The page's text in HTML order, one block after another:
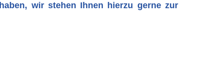
wir stehen Ihnen hierzu gerne zur